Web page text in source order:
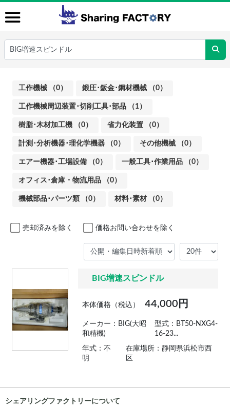
工作機械 （0） 鍛圧･鈑金･鋼材機械 （0）
工作機械周辺装置･切削工具･部品 （1）
樹脂･木材加工機 （0） 省力化装置 （0）
計測･分析機器･理化学機器 （0） その他機械 （0）
エアー機器･工場設備 （0） 一般工具･作業用品 （0）
オフィス･倉庫・物流用品 （0）
機械部品･パーツ類 （0） 材料･素材 （0）
売却済みを除く 価格お問い合わせを除く
BIG増速スピンドル
本体価格（税込） 44,000円
メーカー：BIG(大昭
和精機)
型式：BT50-NXG4-
16-23...
年式：不
明
在庫場所：静岡県浜松市西
区
シェアリングファクトリーについて